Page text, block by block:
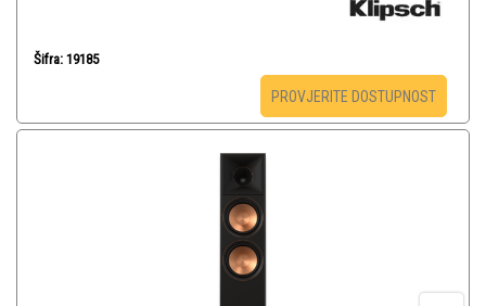
Šifra: 19185
PROVJERITE DOSTUPNOST